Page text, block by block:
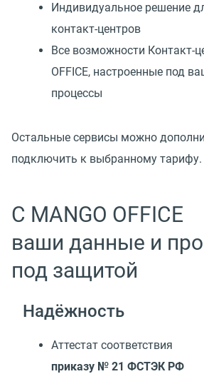
Индивидуальное решение
контакт-центров
Все возможности Контакт-
OFFICE, настроенные под
процессы
Остальные сервисы можно
подключить к выбранному тарифу.
С MANGO OFFICE
ваши данные и
под защитой
Надёжность
Аттестат соответствия
приказу № 21 ФСТЭК РФ